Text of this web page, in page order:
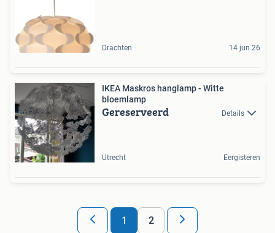
Drachten 14 jun 26
IKEA Maskros hanglamp - Witte
bloemlamp
Gereserveerd Details
Utrecht Eergisteren
1 2